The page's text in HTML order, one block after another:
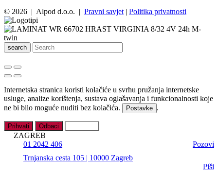
© 2026 | Alpod d.o.o. | Pravni savjet | Politika privatnosti
search
Internetska stranica koristi kolačiće u svrhu pružanja internetske
usluge, analize korištenja, sustava oglašavanja i funkcionalnosti koje
ne bi bilo moguće nuditi bez kolačića.
Postavke .
Prihvati Odbaci
ZAGREB
01 2042 406
Pozovi
Trnjanska cesta 105 | 10000 Zagreb
Piši